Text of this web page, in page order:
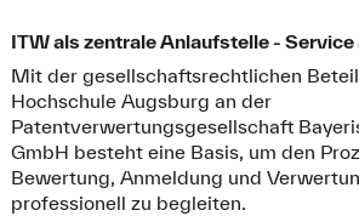
ITW als zentrale Anlaufstelle - Service
Mit der gesellschaftsrechtlichen
Hochschule Augsburg an der
Patentverwertungsgesellschaft
GmbH besteht eine Basis, um den
Bewertung, Anmeldung und
professionell zu begleiten.